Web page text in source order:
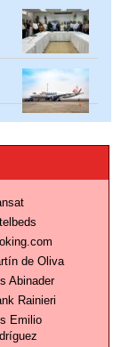
de Oliva
Abinader
Rainieri
Emilio